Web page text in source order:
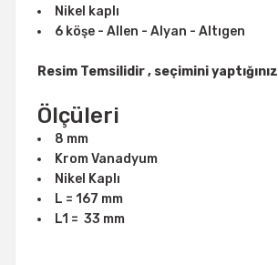
Nikel kaplı
6 köşe - Allen - Alyan - Altıgen
Resim Temsilidir , seçimini
Ölçüleri
8 mm
Krom Vanadyum
Nikel Kaplı
L = 167 mm
L1 = 33 mm